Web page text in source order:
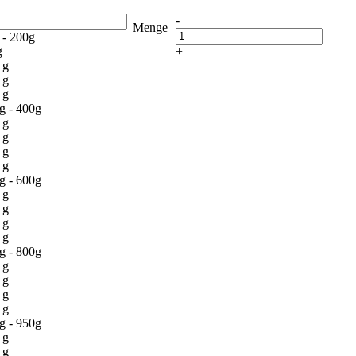
-
+
Menge
- 200g
g
g
g
- 400g
g
g
g
g
- 600g
g
g
g
g
- 800g
g
g
g
g
- 950g
g
g